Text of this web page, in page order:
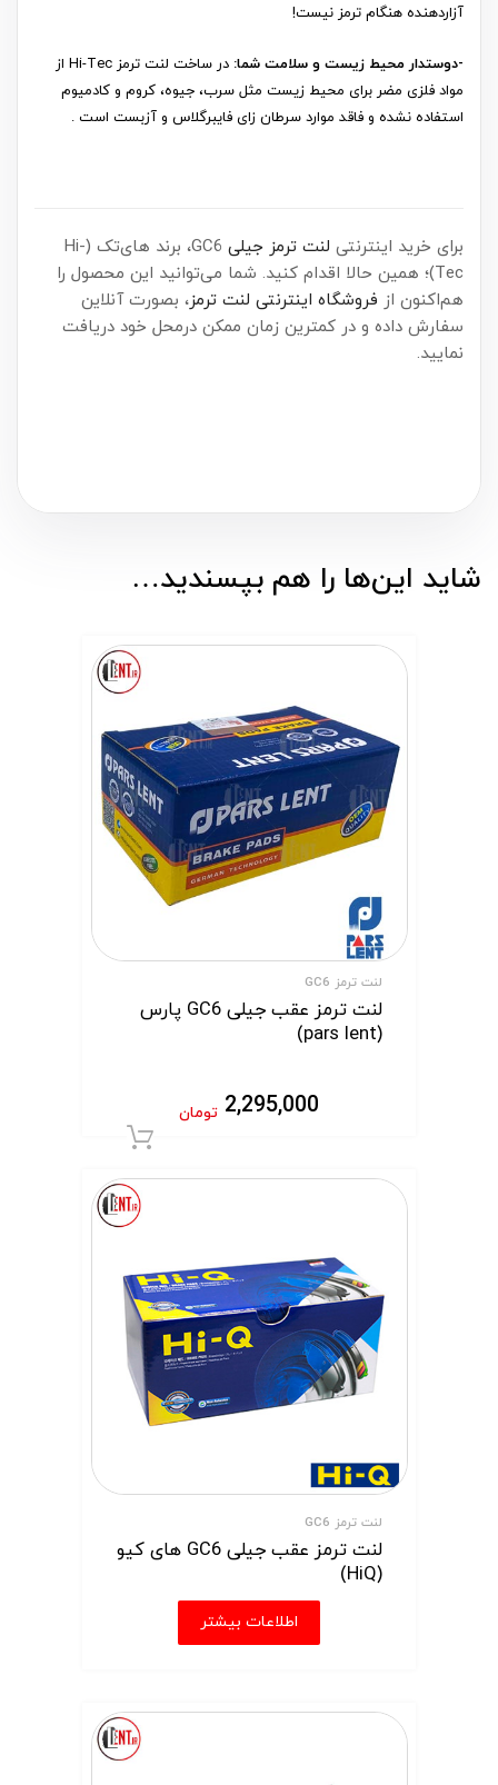
آزاردهنده هنگام ترمز نیست!
-دوستدار محیط زیست و سلامت شما:
در ساخت لنت ترمز Hi-Tec از
مواد فلزی مضر برای محیط زیست مثل سرب، جیوه، کروم و کادمیوم
استفاده نشده و فاقد موارد سرطان زای فایبرگلاس و آزبست است .
برای خرید اینترنتی لنت ترمز جیلی
GC6، برند های‌تک (Hi-
Tec)؛ همین حالا اقدام کنید. شما می‌توانید این محصول را
هم‌اکنون از فروشگاه اینترنتی لنت ترمز، بصورت آنلاین
سفارش داده و در کمترین زمان ممکن درمحل خود دریافت
نمایید.
شاید این‌ها را هم بپسندید…
لنت ترمز GC6
لنت ترمز عقب جیلی GC6 پارس
(pars lent)
2,295,000 تومان
لنت ترمز GC6
لنت ترمز عقب جیلی GC6 های کیو
(HiQ)
اطلاعات بیشتر